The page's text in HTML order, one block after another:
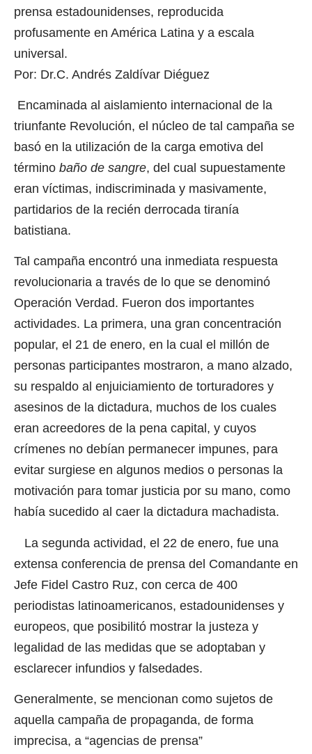
prensa estadounidenses, reproducida
profusamente en América Latina y a escala
universal.
Por: Dr.C. Andrés Zaldívar Diéguez
Encaminada al aislamiento internacional de la
triunfante Revolución, el núcleo de tal campaña se
basó en la utilización de la carga emotiva del
término baño de sangre, del cual supuestamente
eran víctimas, indiscriminada y masivamente,
partidarios de la recién derrocada tiranía
batistiana.
Tal campaña encontró una inmediata respuesta
revolucionaria a través de lo que se denominó
Operación Verdad. Fueron dos importantes
actividades. La primera, una gran concentración
popular, el 21 de enero, en la cual el millón de
personas participantes mostraron, a mano alzado,
su respaldo al enjuiciamiento de torturadores y
asesinos de la dictadura, muchos de los cuales
eran acreedores de la pena capital, y cuyos
crímenes no debían permanecer impunes, para
evitar surgiese en algunos medios o personas la
motivación para tomar justicia por su mano, como
había sucedido al caer la dictadura machadista.
La segunda actividad, el 22 de enero, fue una
extensa conferencia de prensa del Comandante en
Jefe Fidel Castro Ruz, con cerca de 400
periodistas latinoamericanos, estadounidenses y
europeos, que posibilitó mostrar la justeza y
legalidad de las medidas que se adoptaban y
esclarecer infundios y falsedades.
Generalmente, se mencionan como sujetos de
aquella campaña de propaganda, de forma
imprecisa, a “agencias de prensa”